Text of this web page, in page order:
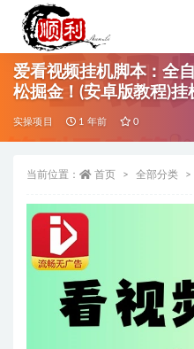
爱看视频挂机脚本：全
松掘金！(安卓版教程)挂
实操项目 1 年前 0
当前位置： 首页 全部分类
全部